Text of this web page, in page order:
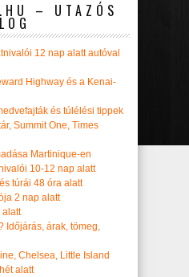
– UTAZÓS
12 nap alatt autóval
Highway és a Kenai-
és túlélési tippek
Summit One, Times
Martinique-en
10-12 nap alatt
túrái 48 óra alatt
2 nap alatt
alatt
Időjárás, árak, tömeg,
Chelsea, Little Island
alatt